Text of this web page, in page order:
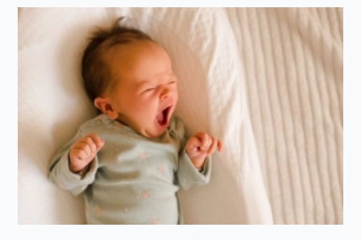
Memakai Aturan Orangtua
Dalam hal ini, Dads menerapkan aturan yang diberlakukan
orangtua Dads atau kakek-nenek si Kecil. Padahal, belum
tentu aturan tadi bisa diterapkan mengingat perbedaan
zaman yang sangat jauh. Dads bisa memilahnya terlebih
dahulu dengan menyesuaikan situasi dan kondisi si Kecil.
Semoga informasi di atas membantu Dads untuk
mendisiplinkan si Kecil!